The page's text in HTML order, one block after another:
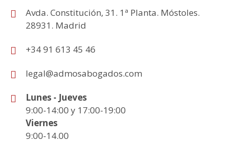
Avda. Constitución, 31. 1ª Planta. Móstoles.
28931. Madrid
+34 91 613 45 46
legal@admosabogados.com
Lunes - Jueves
9:00-14:00 y 17:00-19:00
Viernes
9:00-14.00